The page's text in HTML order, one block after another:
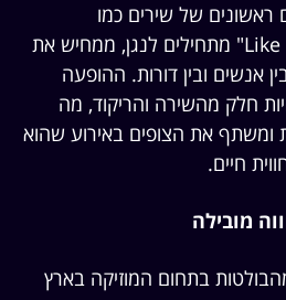
של שירים כמו
"Thriller" או "Like a Prayer" מתחילים לנגן, ממחיש את
אנשים ובין דורות. ההופעה
חלק מהשירה והריקוד, מה
ומשתף את הצופים באירוע שהוא
חיים.
מובילה
בתחום המוזיקה בארץ